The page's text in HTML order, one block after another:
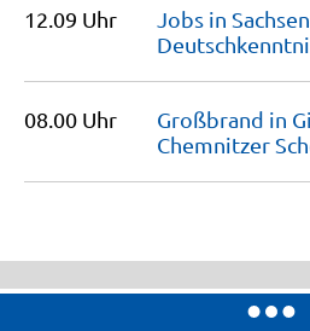
12.09 Uhr
Jobs in
08.00 Uhr
Großbrand in
Chemnitzer